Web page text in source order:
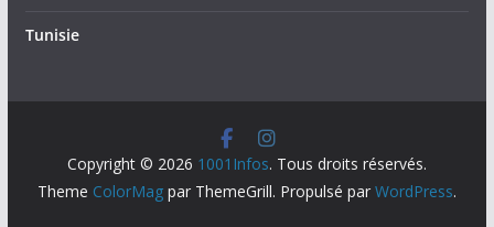
Tunisie
Copyright © 2026 1001Infos. Tous droits réservés.
Theme ColorMagpar ThemeGrill. Propulsé par WordPress.